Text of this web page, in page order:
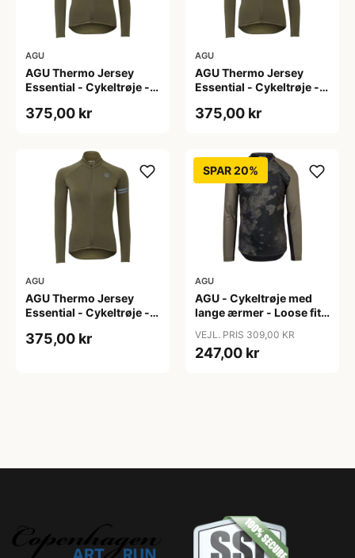
AGU
AGU Thermo Jersey
Essential - Cykeltrøje -
S
375,00 kr
AGU
AGU Thermo Jersey
Essential - Cykeltrøje -
XL
375,00 kr
AGU
AGU Thermo Jersey
Essential - Cykeltrøje -
XXL
375,00 kr
SPAR 20%
AGU
AGU - Cykeltrøje med
lange ærmer - Loose fit -
VEJL. PRIS 309,00 KR
247,00 kr